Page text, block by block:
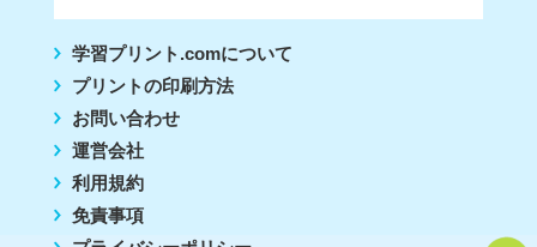
学習プリント.comについて
プリントの印刷方法
お問い合わせ
運営会社
利用規約
免責事項